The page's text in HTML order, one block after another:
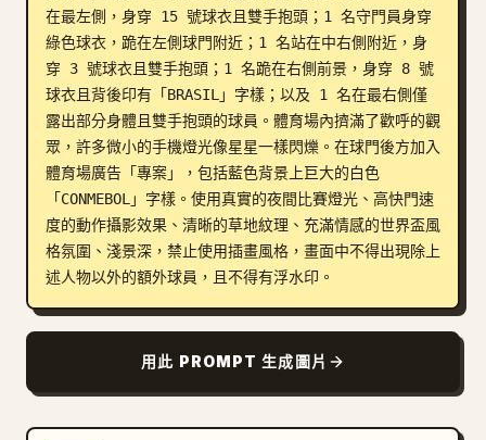
在最左側，身穿 15 號球衣且雙手抱頭；1 名守門員身穿
綠色球衣，跪在左側球門附近；1 名站在中右側附近，身
穿 3 號球衣且雙手抱頭；1 名跪在右側前景，身穿 8 號
球衣且背後印有「BRASIL」字樣；以及 1 名在最右側僅
露出部分身體且雙手抱頭的球員。體育場內擠滿了歡呼的觀
眾，許多微小的手機燈光像星星一樣閃爍。在球門後方加入
體育場廣告「專案」，包括藍色背景上巨大的白色
「CONMEBOL」字樣。使用真實的夜間比賽燈光、高快門速
度的動作攝影效果、清晰的草地紋理、充滿情感的世界盃風
格氛圍、淺景深，禁止使用插畫風格，畫面中不得出現除上
述人物以外的額外球員，且不得有浮水印。
用此 PROMPT 生成圖片